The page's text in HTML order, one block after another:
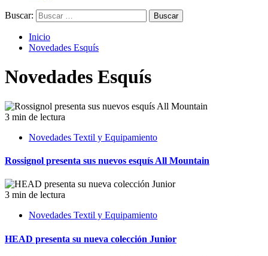
Buscar:
Inicio
Novedades Esquís
Novedades Esquís
3 min de lectura
Novedades Textil y Equipamiento
Rossignol presenta sus nuevos esquís All Mountain
3 min de lectura
Novedades Textil y Equipamiento
HEAD presenta su nueva colección Junior